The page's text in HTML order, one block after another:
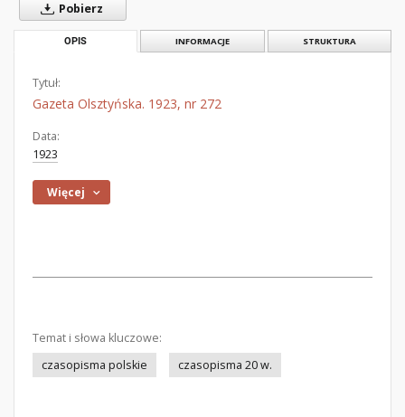
Pobierz
OPIS INFORMACJE STRUKTURA
Tytuł:
Gazeta Olsztyńska. 1923, nr 272
Data:
1923
Więcej
Temat i słowa kluczowe:
czasopisma polskie
czasopisma 20 w.